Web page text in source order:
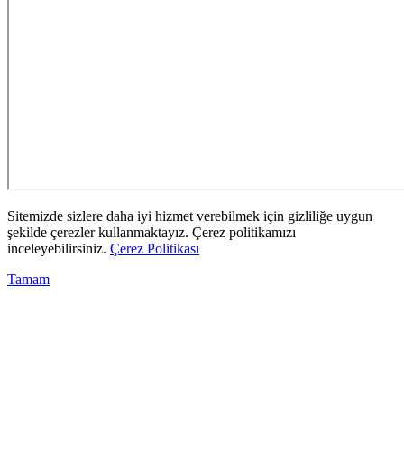
Sitemizde sizlere daha iyi hizmet verebilmek için gizliliğe uygun
şekilde çerezler kullanmaktayız. Çerez politikamızı
inceleyebilirsiniz. Çerez Politikası
Tamam